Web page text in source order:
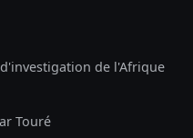
de l'Afrique
Touré